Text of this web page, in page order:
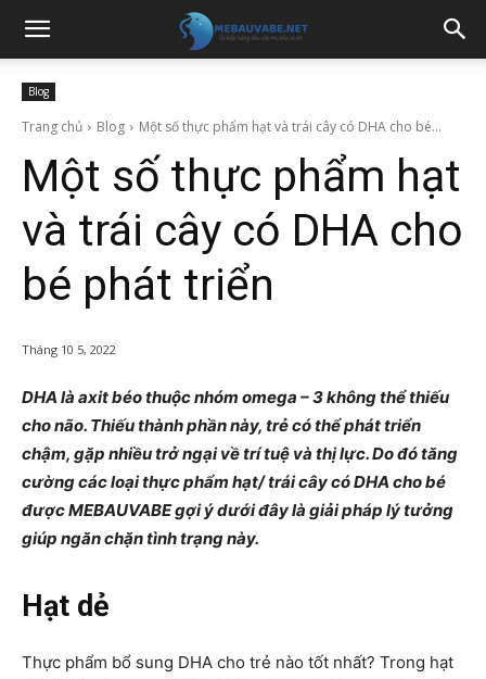
Blog
Trang chủ Blog Một số thực phẩm hạt và trái cây có DHA cho bé...
Một số thực phẩm hạt
và trái cây có DHA cho
bé phát triển
Tháng 10 5, 2022
DHA là axit béo thuộc nhóm omega – 3 không thể thiếu
cho não. Thiếu thành phần này, trẻ có thể phát triển
chậm, gặp nhiều trở ngại về trí tuệ và thị lực. Do đó tăng
cường các loại thực phẩm hạt/ trái cây có DHA cho bé
được MEBAUVABE gợi ý dưới đây là giải pháp lý tưởng
giúp ngăn chặn tình trạng này.
Hạt dẻ
Thực phẩm bổ sung DHA cho trẻ nào tốt nhất? Trong hạt